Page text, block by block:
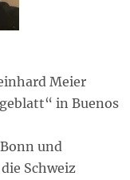
Meier
in Buenos
und
Schweiz